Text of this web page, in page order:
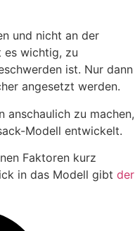
und nicht an der
es wichtig, zu
ist. Nur dann
angesetzt werden.
anschaulich zu machen,
Modell entwickelt.
Faktoren kurz
in das Modell gibt der